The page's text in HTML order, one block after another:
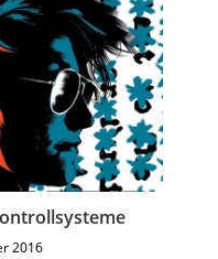
2016